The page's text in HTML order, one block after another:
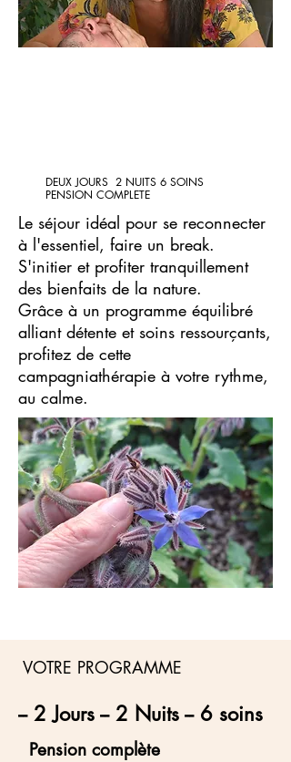
DEUX JOURS 2 NUITS 6 SOINS
PENSION COMPLETE
Le séjour idéal pour se reconnecter
à l'essentiel, faire un break.
S'initier et profiter tranquillement
des bienfaits de la nature.
Grâce à un programme équilibré
alliant détente et soins ressourçants,
profitez de cette
campagniathérapie à votre rythme,
au calme.
VOTRE PROGRAMME
-- 2 Jours -- 2 Nuits -- 6 soins
Pension complète